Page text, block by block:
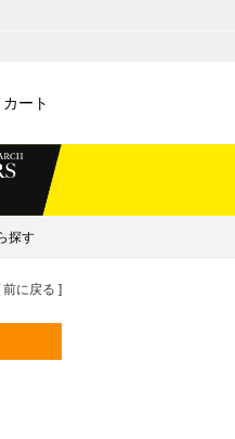
カート
探す
前に戻る ]